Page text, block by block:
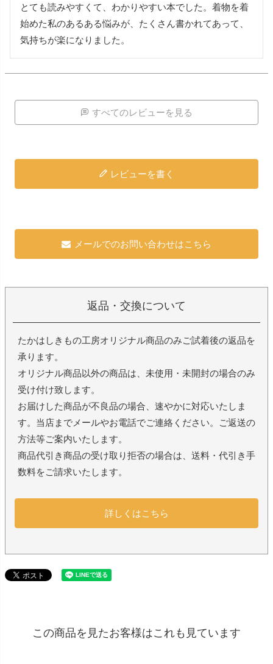
とても読みやすくて、わかりやすい本でした。着物を着
始めた私のあるある悩みが、たくさん書かれてあって、
気持ちが楽になりました。
すべてのレビューを見る
レビューを書く
メールでのお問い合わせはこちら
返品・交換について
たかはしきもの工房オリジナル商品のみご試着後の返品を
承ります。
オリジナル商品以外の商品は、未使用・未開封の場合のみ
受け付け致します。
お届けした商品が不良品の場合、速やかに対応いたしま
す。当店までメールやお電話でご連絡ください。ご返送の
方法等ご案内いたします。
商品代引き商品の受け取り拒否の場合は、送料・代引き手
数料をご請求いたします。
詳しくはこちら
この商品を見たお客様はこれも見ています